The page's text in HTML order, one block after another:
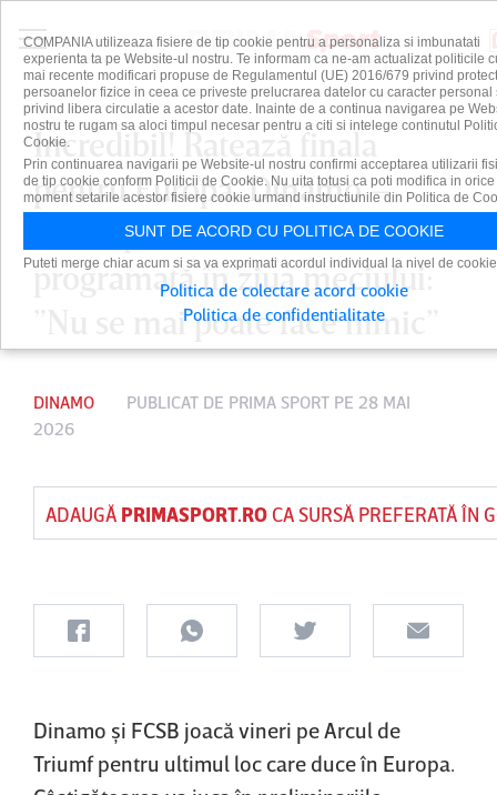
Incredibil! Ratează finala
pentru Europa, Dinamo –
FCSB, pentru că are nunta
programată în ziua meciului:
”Nu se mai poate face nimic”
DINAMO PUBLICAT DE PRIMA SPORT PE 28 MAI
2026
ADAUGĂ PRIMASPORT.ROCA SURSĂ PREFERATĂ ÎN
Dinamo şi FCSB joacă vineri pe Arcul de
Triumf pentru ultimul loc care duce în Europa.
COMPANIA utilizeaza fisiere de tip cookie pentru a personaliza si imbunatati
experienta ta pe Website-ul nostru. Te informam ca ne-am actualizat politicile
mai recente modificari propuse de Regulamentul (UE) 2016/679 privind
persoanelor fizice in ceea ce priveste prelucrarea datelor cu caracter personal
privind libera circulatie a acestor date. Inainte de a continua navigarea pe
nostru te rugam sa aloci timpul necesar pentru a citi si intelege continutul
Cookie.
Prin continuarea navigarii pe Website-ul nostru confirmi acceptarea utilizarii
de tip cookie conform Politicii de Cookie. Nu uita totusi ca poti modifica in orice
moment setarile acestor fisiere cookie urmand instructiunile din Politica de
SUNT DE ACORD CU POLITICA DE COOKIE
Puteti merge chiar acum si sa va exprimati acordul individual la nivel de
Politica de colectare acord cookie
Politica de confidentialitate